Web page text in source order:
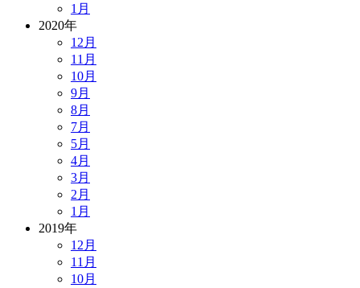
1月
2020年
12月
11月
10月
9月
8月
7月
5月
4月
3月
2月
1月
2019年
12月
11月
10月